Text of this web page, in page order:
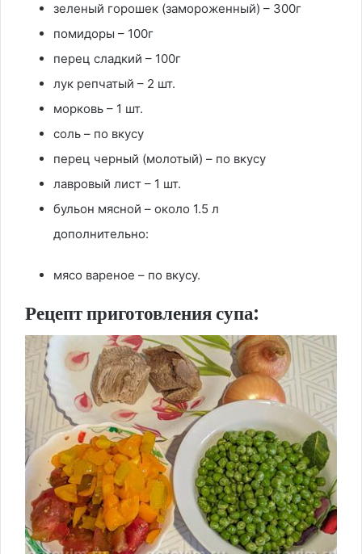
зеленый горошек (замороженный) – 300г
помидоры – 100г
перец сладкий – 100г
лук репчатый – 2 шт.
морковь – 1 шт.
соль – по вкусу
перец черный (молотый) – по вкусу
лавровый лист – 1 шт.
бульон мясной – около 1.5 л
дополнительно:
мясо вареное – по вкусу.
Рецепт приготовления супа: